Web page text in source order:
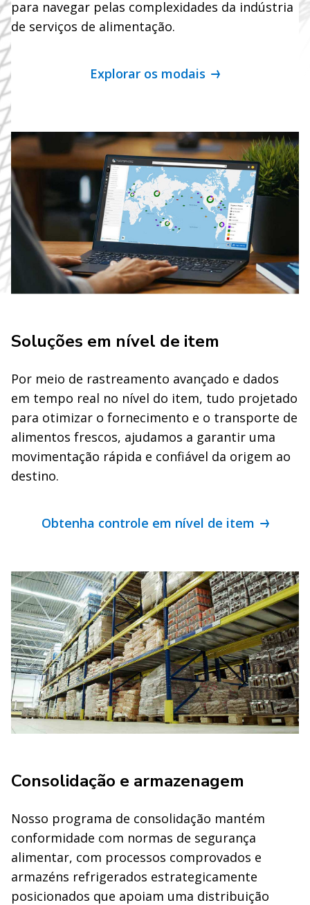
para navegar pelas complexidades da indústria
de serviços de alimentação.
Explorar os modais
Soluções em nível de item
Por meio de rastreamento avançado e dados
em tempo real no nível do item, tudo projetado
para otimizar o fornecimento e o transporte de
alimentos frescos, ajudamos a garantir uma
movimentação rápida e confiável da origem ao
destino.
Obtenha controle em nível de item
Consolidação e armazenagem
Nosso programa de consolidação mantém
conformidade com normas de segurança
alimentar, com processos comprovados e
armazéns refrigerados estrategicamente
posicionados que apoiam uma distribuição